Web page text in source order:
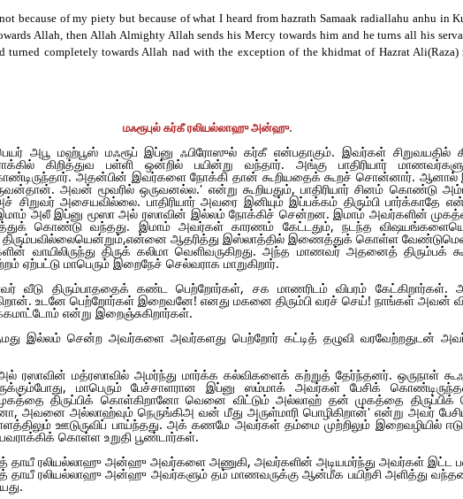
because of my piety but because of what I heard from hazrath Samaak radiallahu anhu in
Allah, then Allah Almighty Allah sends his Mercy towards him and he turns all his
turned completely towards Allah nad with the exception of the khidmat of Hazrat
மஃரூபுல் கர்கீ ரலியல்லாஹு அன்ஹு.
அபூ மஹ்பூஸ் மஃரூப் இப்னு ஃபிரோஸுல் கர்கீ என்பதாகும். இவர்கள் சிறுவயதில்
கிறித்துவ பள்ளி ஒன்றில் பயின்று வந்தார். அங்கு பாதிரியார்
அதன்பின் இவர்களை நோக்கி தான் கூறியதைக் கூறச் சொன்னார்.
அவன் மூவரில் ஒருவனல்ல.' என்று கூறியதும், பாதிரியார் சினம் கொண்டு
சிறுவர் அசையவில்லை. பாதிரியார் அவரை இனியும் இப்பக்கம் திரும்பி பார்க்காதே என்று
அலீ இப்னு மூஸா அல் ரஸாவின் இல்லம் நோக்கிச் சென்றன. இமாம் அவர்களின்
கொண்டு வந்தது. இமாம் அவர்கள் காரணம் கேட்டதும், நடந்த
திரும்பவில்லையென்றும்,என்னை ஆதரித்து இஸ்லாத்தில் இணைத்துக் கொள்ள
வாயிலிருந்து திருக் கலிமா வெளிவருகிறது. அந்த மாணவர் அதனைத் திரும்பக்
ஏற்பட்டு மாபெரும் இறைநேச் செல்வராக மாறுகிறார்.
திரும்பாததைக் கண்ட பெற்றோர்கள், சக மாணரிடம் விபரம் கேட்கிறார்கள்.
உடனே பெற்றோர்கள் இறைவனே! எனது மகனை திரும்பி வரச் செய்! நாங்கள் அவன்
என்று இறைஞ்சுகிறார்கள்.
இல்லம் சென்ற அவர்களை அவர்களது பெற்றோர் கட்டித் தழுவி வரவேற்றதுடன்
மத்ரஸாவில் அமர்ந்து மார்க்க கல்விகளைக் கற்றுத் தேர்ந்தனர். ஒருநாள்
மாபெரும் பேச்சாளரான இப்னு ஸம்மாக் அவர்கள் பேசிக்
திருப்பிக் கொள்கிறானோ வெனை விட்டும் அல்லாஹ் தன் முகத்தை
அவனை அல்லாஹ்வும் நெருங்கிஅ வன் மீது அருள்மாரி பொழிகிறான்' என்று அவர்
ஊடுருவிப் பாய்ந்தது. அக் கணமே அவர்கள் தம்மை முற்றிலும் இறைவழியில்
கொள்ள உறுதி பூண்டார்கள்.
ரலியல்லாஹு அன்ஹு அவர்களை அணுகி, அவர்களின் அடியமர்ந்து அவர்கள்
தாயீ ரலியல்லாஹு அன்ஹு அவர்களும் தம் மாணவருக்கு ஆன்மீக பயிற்சி அளித்து